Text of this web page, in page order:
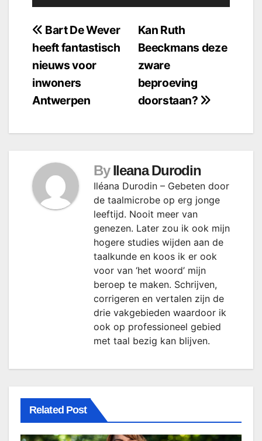
Bericht
navigatie
Kan Ruth
Beeckmans deze
zware
beproeving
doorstaan?
Bart De Wever
heeft fantastisch
nieuws voor
inwoners
Antwerpen
By Ileana Durodin
Iléana Durodin – Gebeten door
de taalmicrobe op erg jonge
leeftijd. Nooit meer van
genezen. Later zou ik ook mijn
hogere studies wijden aan de
taalkunde en koos ik er ook
voor van ‘het woord’ mijn
beroep te maken. Schrijven,
corrigeren en vertalen zijn de
drie vakgebieden waardoor ik
ook op professioneel gebied
met taal bezig kan blijven.
Related Post